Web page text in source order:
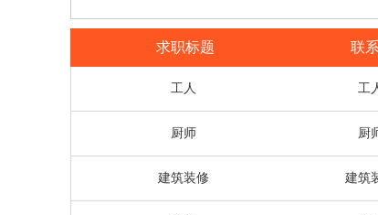
求职标题 联
工人 工
厨师 厨
建筑装修 建筑